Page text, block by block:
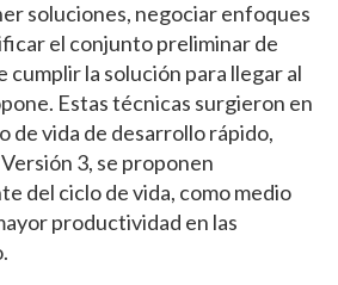
soluciones, negociar enfoques
el conjunto preliminar de
cumplir la solución para llegar al
Estas técnicas surgieron en
de vida de desarrollo rápido,
3, se proponen
del ciclo de vida, como medio
productividad en las